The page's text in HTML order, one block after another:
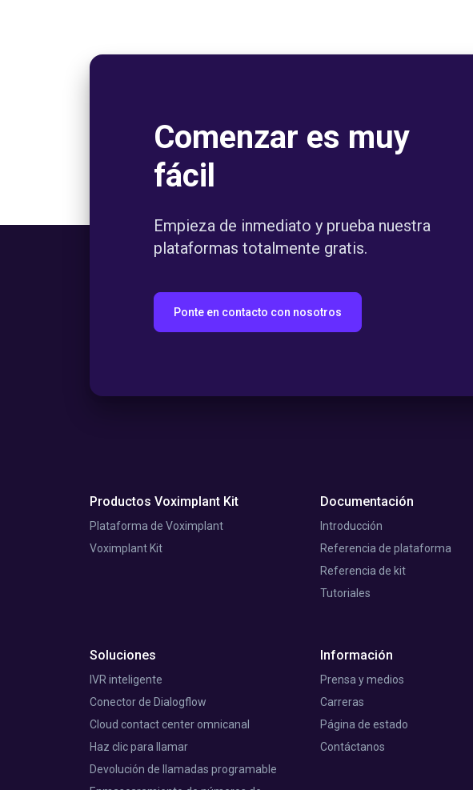
Comenzar es muy
fácil
Empieza de inmediato y prueba nuestra
plataformas totalmente gratis.
Ponte en contacto con nosotros
Productos Voximplant Kit
Plataforma de Voximplant
Voximplant Kit
Soluciones
IVR inteligente
Conector de Dialogflow
Cloud contact center omnicanal
Haz clic para llamar
Devolución de llamadas programable
Documentación
Introducción
Referencia de plataforma
Referencia de kit
Tutoriales
Información
Prensa y medios
Carreras
Página de estado
Contáctanos